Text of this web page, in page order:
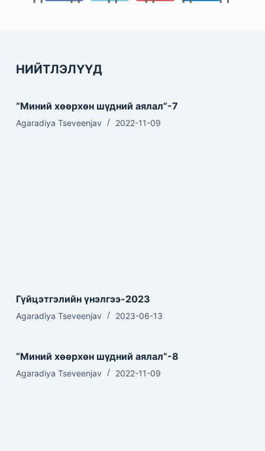
НИЙТЛЭЛҮҮД
“Миний хөөрхөн шүдний аялал”-7
Agaradiya Tseveenjav 2022-11-09
Гүйцэтгэлийн үнэлгээ-2023
Agaradiya Tseveenjav 2023-06-13
“Миний хөөрхөн шүдний аялал”-8
Agaradiya Tseveenjav 2022-11-09